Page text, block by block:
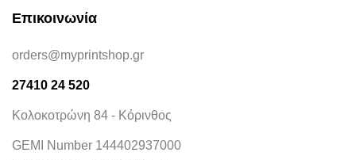
Επικοινωνία
orders@myprintshop.gr
27410 24 520
Κολοκοτρώνη 84 - Κόρινθος
GEMI Number 144402937000